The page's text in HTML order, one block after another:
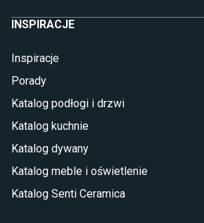
INSPIRACJE
Inspiracje
Porady
Katalog podłogi i drzwi
Katalog kuchnie
Katalog dywany
Katalog meble i oświetlenie
Katalog Senti Ceramica